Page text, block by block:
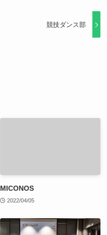
競技ダンス部
MICONOS
2022/04/05